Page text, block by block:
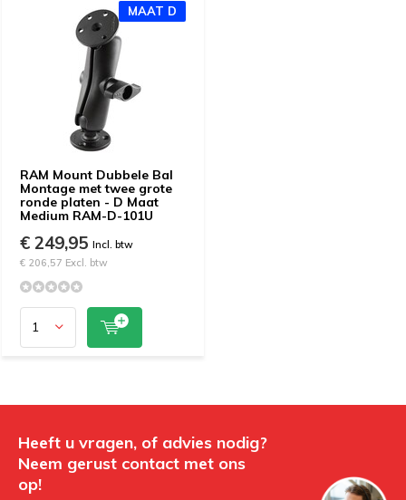
RAM Mount Dubbele Bal
Montage met twee grote
ronde platen - D Maat
Medium RAM-D-101U
MAAT D
€ 249,95 Incl. btw
€ 206,57 Excl. btw
Heeft u vragen, of advies nodig?
Neem gerust contact met ons
op!